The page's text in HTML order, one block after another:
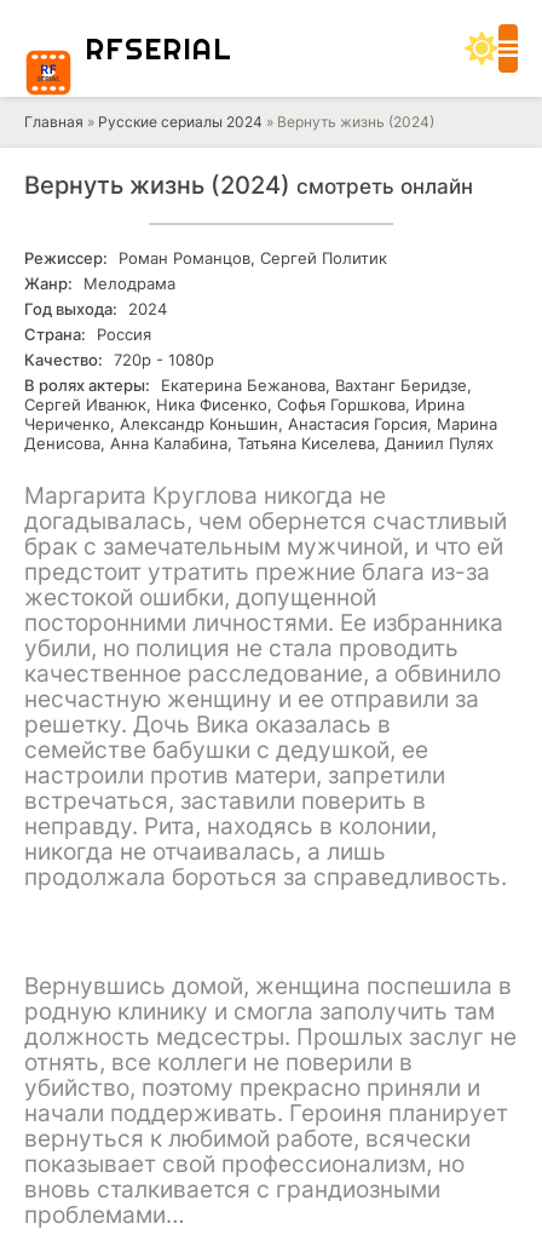
RFSERIAL
Главная » Русские сериалы 2024 » Вернуть жизнь (2024)
Вернуть жизнь (2024) смотреть онлайн
Режиссер:
Роман Романцов, Сергей Политик
Жанр:
Мелодрама
Год выхода:
2024
Страна:
Россия
Качество:
720р - 1080р
В ролях актеры:
Екатерина Бежанова, Вахтанг Беридзе,
Сергей Иванюк, Ника Фисенко, Софья Горшкова, Ирина
Чериченко, Александр Коньшин, Анастасия Горсия, Марина
Денисова, Анна Калабина, Татьяна Киселева, Даниил Пулях
Маргарита Круглова никогда не
догадывалась, чем обернется счастливый
брак с замечательным мужчиной, и что ей
предстоит утратить прежние блага из-за
жестокой ошибки, допущенной
посторонними личностями. Ее избранника
убили, но полиция не стала проводить
качественное расследование, а обвинило
несчастную женщину и ее отправили за
решетку. Дочь Вика оказалась в
семействе бабушки с дедушкой, ее
настроили против матери, запретили
встречаться, заставили поверить в
неправду. Рита, находясь в колонии,
никогда не отчаивалась, а лишь
продолжала бороться за справедливость.
Вернувшись домой, женщина поспешила в
родную клинику и смогла заполучить там
должность медсестры. Прошлых заслуг не
отнять, все коллеги не поверили в
убийство, поэтому прекрасно приняли и
начали поддерживать. Героиня планирует
вернуться к любимой работе, всячески
показывает свой профессионализм, но
вновь сталкивается с грандиозными
проблемами…